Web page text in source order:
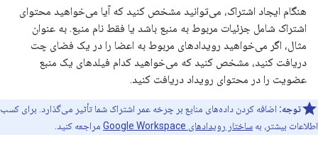
هنگام ایجاد اشتراک، می‌توانید مشخص کنید که آیا می‌خواهید محتوای
اشتراک شامل جزئیات مربوط به منبع باشد یا فقط نام منبع. به عنوان
مثال، اگر می‌خواهید رویدادهای مربوط به اعضا را در یک فضای چت
دریافت کنید، مشخص کنید که می‌خواهید کدام فیلدهای یک منبع
عضویت را در محتوای رویداد دریافت کنید.
توجه: اضافه کردن داده‌های منابع بر چرخه عمر اشتراک شما تأثیر می‌گذارد. برای کسب
اطلاعات بیشتر، به ساختار رویدادهای Google Workspace مراجعه کنید.